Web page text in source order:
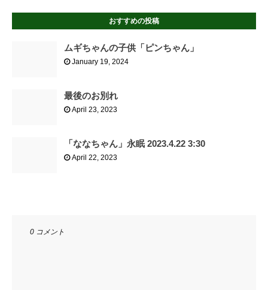
おすすめの投稿
ムギちゃんの子供「ピンちゃん」
January 19, 2024
最後のお別れ
April 23, 2023
「ななちゃん」永眠 2023.4.22 3:30
April 22, 2023
0 コメント